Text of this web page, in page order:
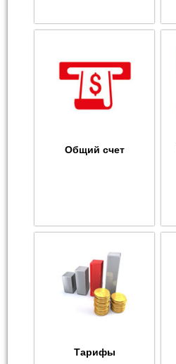
Общий счет
Тарифы